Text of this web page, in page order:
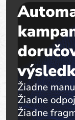
Žiadne
Žiadne
Žiadne